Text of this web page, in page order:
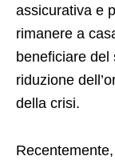
assicurativa e
rimanere a
beneficiare del
riduzione
della crisi.